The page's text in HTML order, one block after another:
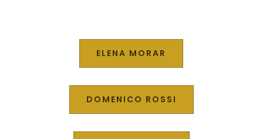
ELENA MORAR
DOMENICO ROSSI